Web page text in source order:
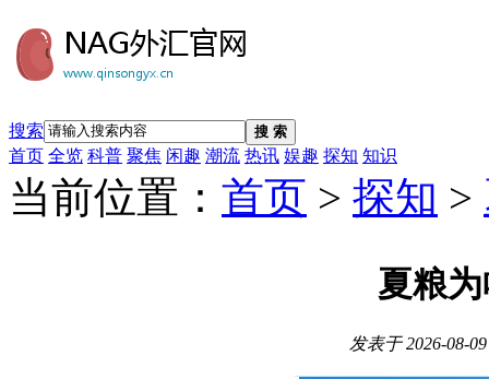
搜索 搜 索
首页 全览 科普 聚焦 闲趣 潮流 热讯 娱趣 探知 知识
当前位置： 首页 > 探知 >
夏粮
发表于2026-08-